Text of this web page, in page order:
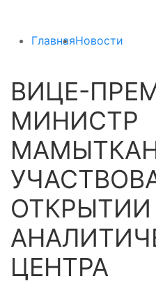
ГлавнаяНовости
ВИЦЕ-
МИНИСТР
ОТКРЫТИИ
ЦЕНТРА